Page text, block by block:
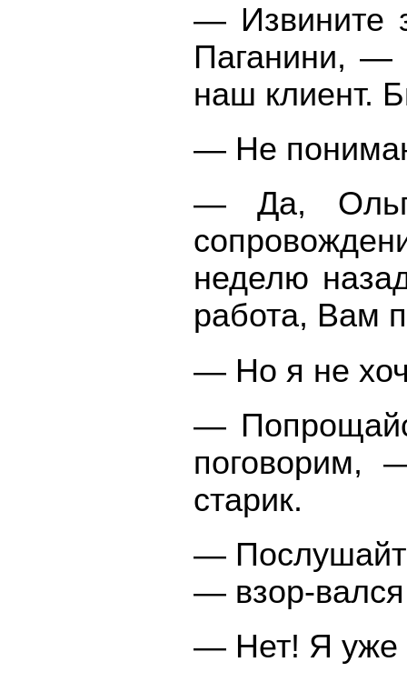
— Извините
Паганини, —
наш клиент.
— Не
— Да,
неделю
работа, Вам
— Но я не
—
поговорим,
старик.
—
— взор-вался
— Нет! Я уже